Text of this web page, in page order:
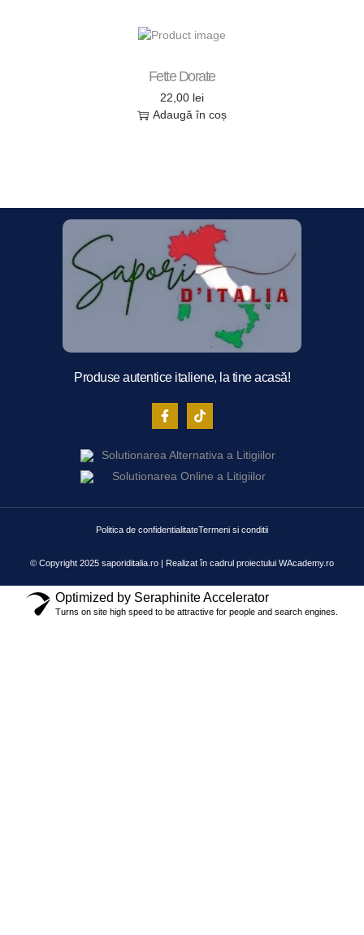
Fette Dorate
22,00 lei
Adaugă în coș
Produse autentice italiene, la tine acasă!
© Copyright 2025 saporiditalia.ro | Realizat în cadrul proiectului WAcademy.ro
Politica de confidentialitateTermeni si conditii
Optimized by Seraphinite Accelerator
Turns on site high speed to be attractive for people and search engines.